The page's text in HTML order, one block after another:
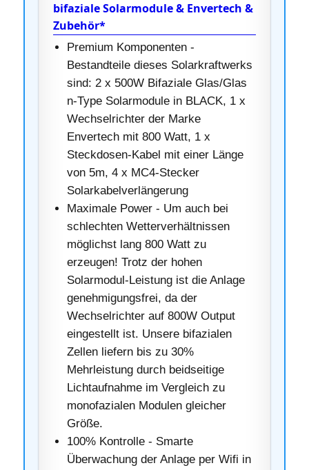
bifaziale Solarmodule & Envertech &
Zubehör*
Premium Komponenten -
Bestandteile dieses Solarkraftwerks
sind: 2 x 500W Bifaziale Glas/Glas
n-Type Solarmodule in BLACK, 1 x
Wechselrichter der Marke
Envertech mit 800 Watt, 1 x
Steckdosen-Kabel mit einer Länge
von 5m, 4 x MC4-Stecker
Solarkabelverlängerung
Maximale Power - Um auch bei
schlechten Wetterverhältnissen
möglichst lang 800 Watt zu
erzeugen! Trotz der hohen
Solarmodul-Leistung ist die Anlage
genehmigungsfrei, da der
Wechselrichter auf 800W Output
eingestellt ist. Unsere bifazialen
Zellen liefern bis zu 30%
Mehrleistung durch beidseitige
Lichtaufnahme im Vergleich zu
monofazialen Modulen gleicher
Größe.
100% Kontrolle - Smarte
Überwachung der Anlage per Wifi in